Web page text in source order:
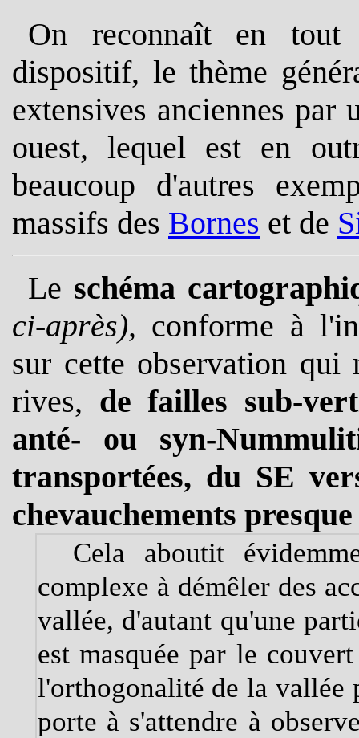
On reconnaît en
dispositif, le thème
extensives anciennes par
ouest, lequel est en
beaucoup d'autres
massifs des Bornes et de
Le schéma
ci-après), conforme à
sur cette observation qui
rives, de failles sub-
anté- ou syn-
transportées, du SE
chevauchements
Cela aboutit
complexe à démêler des
vallée, d'autant qu'une
est masquée par le
l'orthogonalité de la vallée
porte à s'attendre à